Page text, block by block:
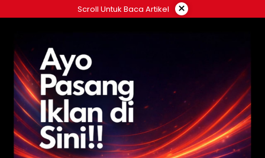
ke
Scroll Untuk Baca Artikel ×